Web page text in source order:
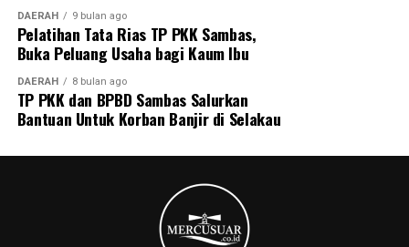
DAERAH 9 bulan ago
Pelatihan Tata Rias TP PKK Sambas,
Buka Peluang Usaha bagi Kaum Ibu
DAERAH 8 bulan ago
TP PKK dan BPBD Sambas Salurkan
Bantuan Untuk Korban Banjir di Selakau